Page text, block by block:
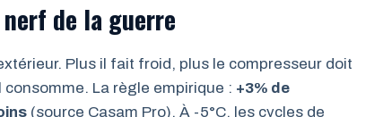
de la guerre
Plus il fait froid, plus le compresseur doit
La règle empirique : +3% de
(source Casam Pro). À -5°C, les cycles de